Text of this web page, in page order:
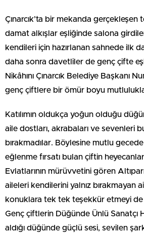
Çınarcık’ta bir mekanda
damat alkışlar eşliğinde salona
kendileri için hazırlanan sahnede ilk
daha sonra davetliler de genç çifte
Nikâhını Çınarcık Belediye Başkanı
genç çiftlere bir ömür boyu
Katılımın oldukça yoğun olduğu
aile dostları, akrabaları ve sevenleri
bırakmadılar. Böylesine mutlu
eğlenme fırsatı bulan çiftin
Evlatlarının mürüvvetini gören
aileleri kendilerini yalnız bırakmayan
konuklara tek tek teşekkür etmeyi
Genç çiftlerin Düğünde Ünlü Sanatçı
aldığı düğünde güçlü sesi, sevilen